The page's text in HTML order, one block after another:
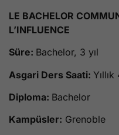
LE BACHELOR
L’INFLUENCE
Süre: Bachelor, 3 yıl
Asgari Ders Saati:
Diploma: Bachelor
Kampüsler: Grenoble